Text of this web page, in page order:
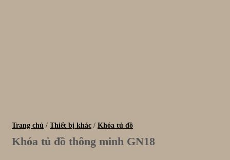
Trang chủ / Thiết bị khác / Khóa tủ đồ
Khóa tủ đồ thông minh GN18